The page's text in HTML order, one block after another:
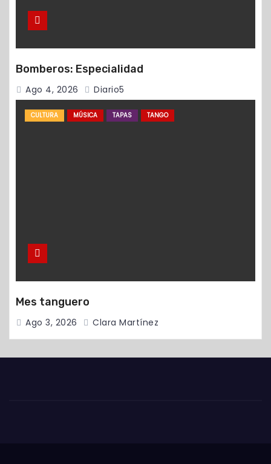
Bomberos: Especialidad
Ago 4, 2026 Diario5
CULTURA MÚSICA TAPAS TANGO
Mes tanguero
Ago 3, 2026 Clara Martínez